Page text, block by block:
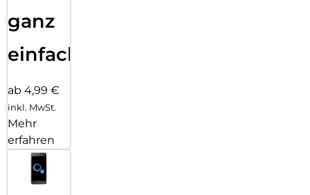
ganz
einfach
ab 4,99 €
inkl. MwSt.
Mehr
erfahren